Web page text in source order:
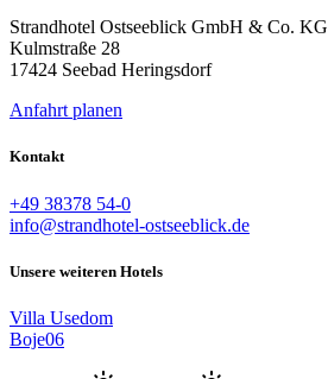
Strandhotel Ostseeblick GmbH & Co. KG
Kulmstraße 28
17424 Seebad Heringsdorf
Anfahrt planen
Kontakt
+49 38378 54-0
info@strandhotel-ostseeblick.de
Unsere weiteren Hotels
Villa Usedom
Boje06